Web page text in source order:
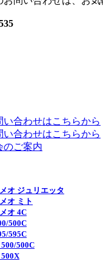
い合わせはこちらから
い合わせはこちらから
のご案内
オ ジュリエッタ
オ ミト
オ 4C
500C
595C
500C